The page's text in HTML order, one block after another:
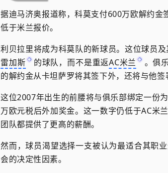
据迪马济奥报道称，科莫支付600万欧解约
低于米兰报价。
利贝拉里将成为科莫队的新球员。这位球员
雷加斯
的球队，而不是重返AC米兰
。俱
的解约金从卡坦萨罗将其签下外，还将与他签
这位2007年出生的前腰将与俱乐部绑定一份
万欧元税后外加奖金。这一数字仍低于AC米
团队都提供了更高的薪酬。
然而，球员渴望选择一支被认为最适合其职
会的决定性因素。